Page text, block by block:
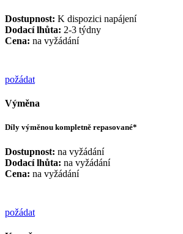
Dostupnost: K dispozici napájení
Dodací lhůta: 2-3 týdny
Cena: na vyžádání
požádat
Výměna
Díly výměnou kompletně repasované*
Dostupnost: na vyžádání
Dodací lhůta: na vyžádání
Cena: na vyžádání
požádat